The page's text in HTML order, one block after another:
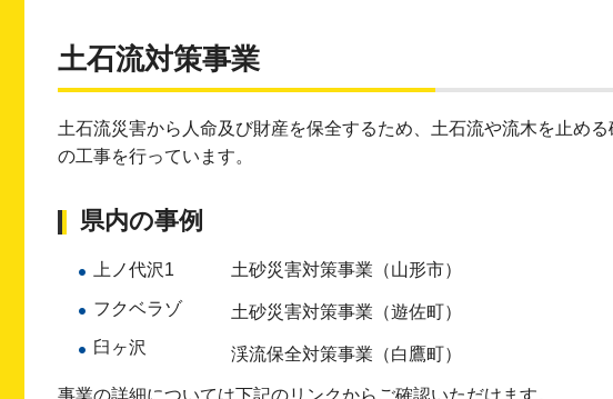
土石流対策事業
土石流災害から人命及び財産を保全するため、土石流や流木を止め
の工事を行っています。
県内の事例
上ノ代沢1
フクベラゾ
臼ヶ沢
土砂災害対策事業（山形市）
土砂災害対策事業（遊佐町）
渓流保全対策事業（白鷹町）
事業の詳細については下記のリンクからご確認いただけます。